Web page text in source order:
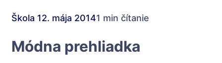
Škola 12. mája 20141 min čítanie
Módna prehliadka